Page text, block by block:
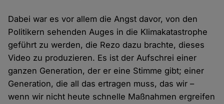
Dabei war es vor allem die Angst davor, von den
Politikern sehenden Auges in die Klimakatastrophe
geführt zu werden, die Rezo dazu brachte, dieses
Video zu produzieren. Es ist der Aufschrei einer
ganzen Generation, der er eine Stimme gibt; einer
Generation, die all das ertragen muss, das wir –
wenn wir nicht heute schnelle Maßnahmen ergreifen